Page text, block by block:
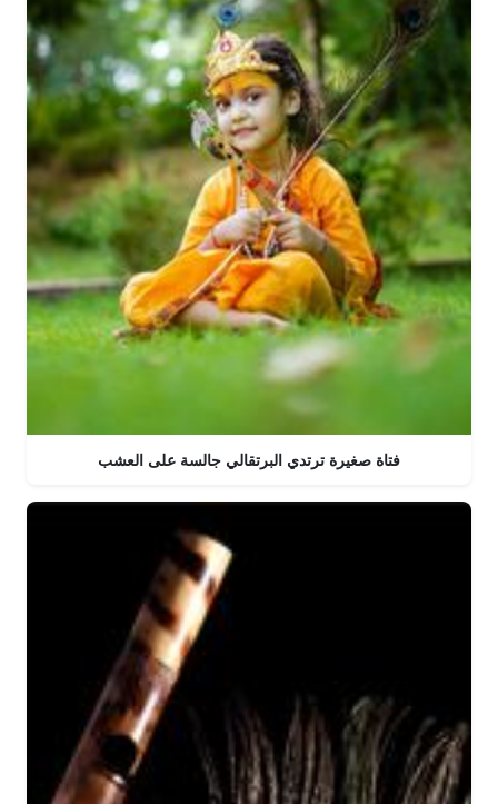
فتاة صغيرة ترتدي البرتقالي جالسة على العشب